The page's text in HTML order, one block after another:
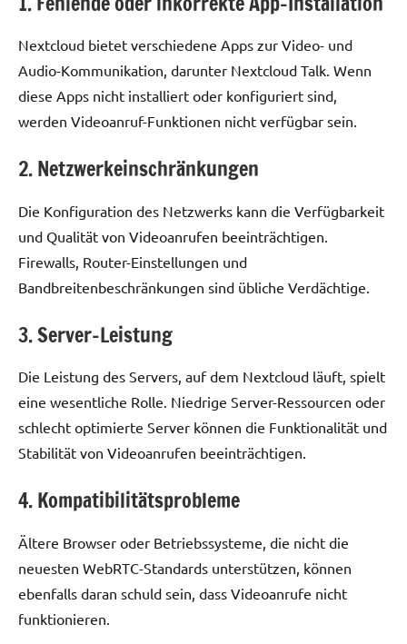
Nextcloud bietet verschiedene Apps zur Video- und
Audio-Kommunikation, darunter Nextcloud Talk. Wenn
diese Apps nicht installiert oder konfiguriert sind,
werden Videoanruf-Funktionen nicht verfügbar sein.
2. Netzwerkeinschränkungen
Die Konfiguration des Netzwerks kann die Verfügbarkeit
und Qualität von Videoanrufen beeinträchtigen.
Firewalls, Router-Einstellungen und
Bandbreitenbeschränkungen sind übliche Verdächtige.
3. Server-Leistung
Die Leistung des Servers, auf dem Nextcloud läuft, spielt
eine wesentliche Rolle. Niedrige Server-Ressourcen oder
schlecht optimierte Server können die Funktionalität und
Stabilität von Videoanrufen beeinträchtigen.
4. Kompatibilitätsprobleme
Ältere Browser oder Betriebssysteme, die nicht die
neuesten WebRTC-Standards unterstützen, können
ebenfalls daran schuld sein, dass Videoanrufe nicht
funktionieren.